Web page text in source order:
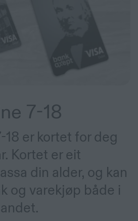
7-18
18 er kortet for deg
Kortet er eit
din alder, og kan
og varekjøp både i